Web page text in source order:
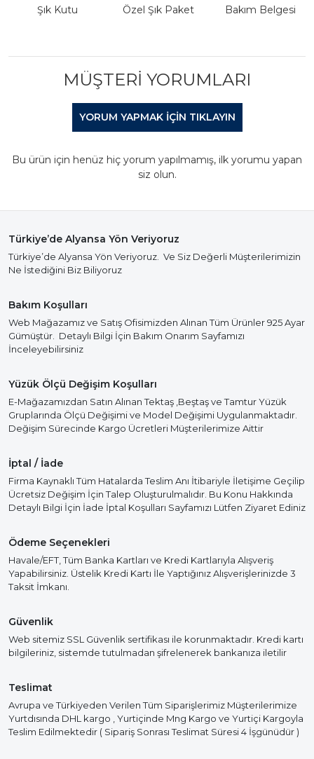
Şık Kutu Özel Şık Paket Bakım Belgesi
MÜŞTERI YORUMLARI
YORUM YAPMAK IÇIN TIKLAYIN
Bu ürün için henüz hiç yorum yapılmamış, ilk yorumu yapan
siz olun.
Türkiye’de Alyansa Yön Veriyoruz
Türkiye’de Alyansa Yön Veriyoruz. Ve Siz Değerli Müşterilerimizin
Ne İstediğini Biz Biliyoruz
Bakım Koşulları
Web Mağazamız ve Satış Ofisimizden Alınan Tüm Ürünler 925 Ayar
Gümüştür. Detaylı Bilgi İçin Bakım Onarım Sayfamızı
İnceleyebilirsiniz
Yüzük Ölçü Değişim Koşulları
E-Mağazamızdan Satın Alınan Tektaş ,Beştaş ve Tamtur Yüzük
Gruplarında Ölçü Değişimi ve Model Değişimi Uygulanmaktadır.
Değişim Sürecinde Kargo Ücretleri Müşterilerimize Aittir
İptal / İade
Firma Kaynaklı Tüm Hatalarda Teslim Anı İtibariyle İletişime Geçilip
Ücretsiz Değişim İçin Talep Oluşturulmalıdır. Bu Konu Hakkında
Detaylı Bilgi İçin İade İptal Koşulları Sayfamızı Lütfen Ziyaret Ediniz
Ödeme Seçenekleri
Havale/EFT, Tüm Banka Kartları ve Kredi Kartlarıyla Alışveriş
Yapabilirsiniz. Üstelik Kredi Kartı İle Yaptığınız Alışverişlerinizde 3
Taksit İmkanı.
Güvenlik
Web sitemiz SSL Güvenlik sertifikası ile korunmaktadır. Kredi kartı
bilgileriniz, sistemde tutulmadan şifrelenerek bankanıza iletilir
Teslimat
Avrupa ve Türkiyeden Verilen Tüm Siparişlerimiz Müşterilerimize
Yurtdısında DHL kargo , Yurtiçinde Mng Kargo ve Yurtiçi Kargoyla
Teslim Edilmektedir ( Sipariş Sonrası Teslimat Süresi 4 İşgünüdür )